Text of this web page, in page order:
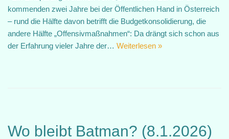
kommenden zwei Jahre bei der Öffentlichen Hand in Österreich
– rund die Hälfte davon betrifft die Budgetkonsolidierung, die
andere Hälfte „Offensivmaßnahmen“: Da drängt sich schon aus
der Erfahrung vieler Jahre der… Weiterlesen »
Wo bleibt Batman? (8.1.2026)